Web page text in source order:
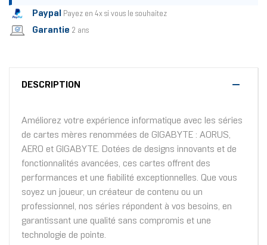
Paypal Payez en 4x si vous le souhaitez
Garantie 2 ans
DESCRIPTION
Améliorez votre expérience informatique avec les séries
de cartes mères renommées de GIGABYTE : AORUS,
AERO et GIGABYTE. Dotées de designs innovants et de
fonctionnalités avancées, ces cartes offrent des
performances et une fiabilité exceptionnelles. Que vous
soyez un joueur, un créateur de contenu ou un
professionnel, nos séries répondent à vos besoins, en
garantissant une qualité sans compromis et une
technologie de pointe.